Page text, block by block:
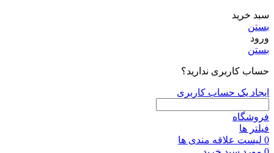
سبد خرید
بستن
ورود
بستن
حساب کاربری ندارید؟
ایجاد یک حساب کاربری
فروشگاه
فیلتر ها
0 لیست علاقه مندی ها